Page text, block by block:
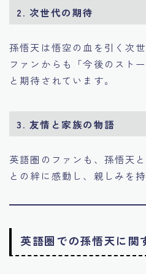
2. 次世代の期待
孫悟天は悟空の血を引く次
ファンからも「今後のスト
と期待されています。
3. 友情と家族の物語
英語圏のファンも、孫悟天
との絆に感動し、親しみを持
英語圏での孫悟天に関